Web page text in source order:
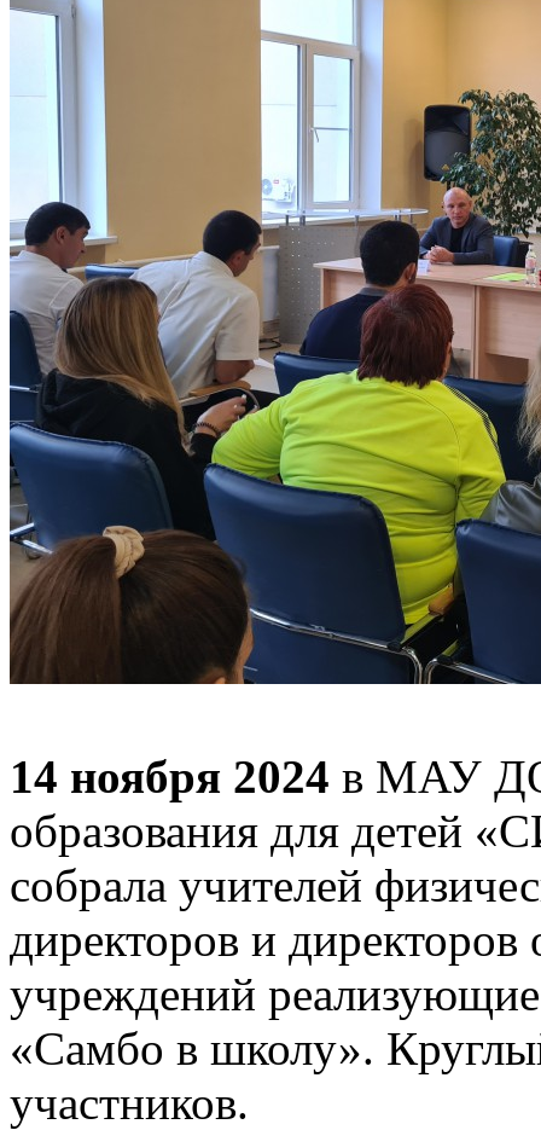
14 ноября 2024 в МАУ ДО
образования для детей
собрала учителей
директоров и
учреждений
«Самбо в школу».
участников.